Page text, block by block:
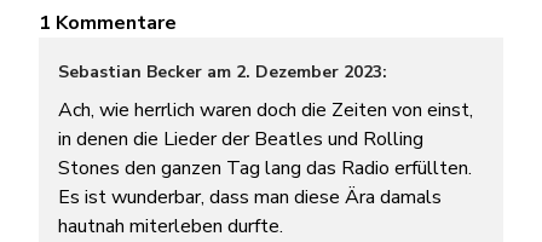
1 Kommentare
Sebastian Becker am 2. Dezember 2023:
Ach, wie herrlich waren doch die Zeiten von einst,
in denen die Lieder der Beatles und Rolling
Stones den ganzen Tag lang das Radio erfüllten.
Es ist wunderbar, dass man diese Ära damals
hautnah miterleben durfte.